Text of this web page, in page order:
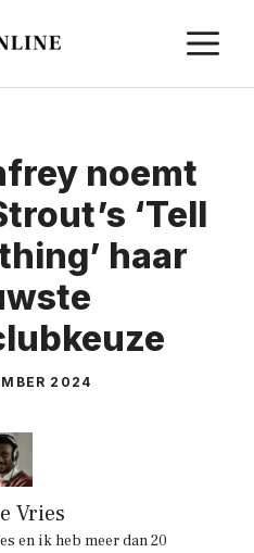
noemt
‘Tell
haar
2024
Vries
en ik heb meer dan 20